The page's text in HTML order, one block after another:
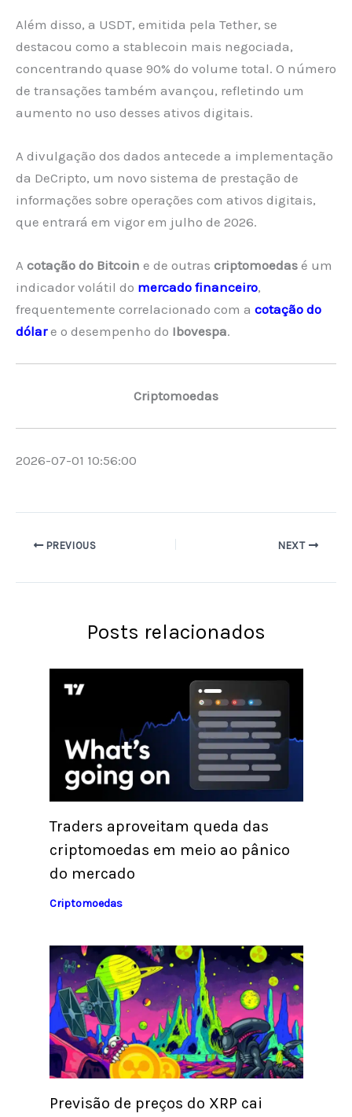
Além disso, a USDT, emitida pela Tether, se
destacou como a stablecoin mais negociada,
concentrando quase 90% do volume total. O número
de transações também avançou, refletindo um
aumento no uso desses ativos digitais.
A divulgação dos dados antecede a implementação
da DeCripto, um novo sistema de prestação de
informações sobre operações com ativos digitais,
que entrará em vigor em julho de 2026.
A cotação do Bitcoin e de outras criptomoedas é um
indicador volátil do mercado financeiro,
frequentemente correlacionado com a cotação do
dólare o desempenho do Ibovespa.
Criptomoedas
2026-07-01 10:56:00
PREVIOUS NEXT
Posts relacionados
Traders aproveitam queda das
criptomoedas em meio ao pânico
do mercado
Criptomoedas
Previsão de preços do XRP cai